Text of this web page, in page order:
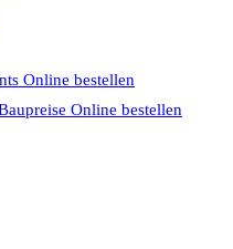
Online bestellen
Online bestellen